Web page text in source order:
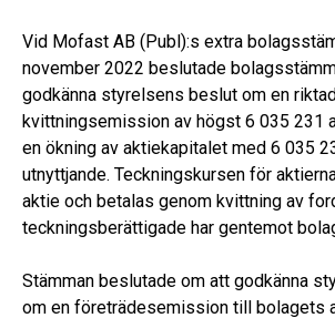
Vid Mofast AB (Publ):s extra
november 2022 beslutade
godkänna styrelsens beslut om en
kvittningsemission av högst 6 035 231
en ökning av aktiekapitalet med 6 035
utnyttjande. Teckningskursen för
aktie och betalas genom kvittning av
teckningsberättigade har gentemot
Stämman beslutade om att godkänna
om en företrädesemission till bolagets